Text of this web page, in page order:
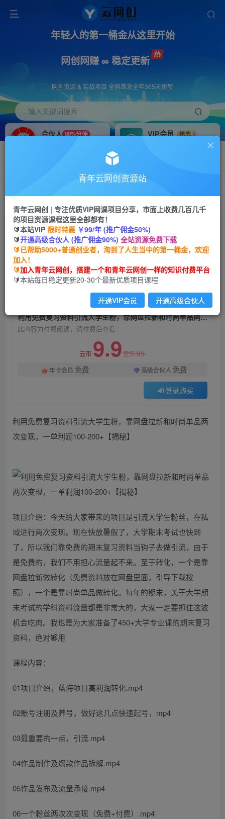
年轻人的第一桶金从这里开始
网创网赚 ∞ 稳定更新
网创资源 & 实战项目 全网首发全年365天更新
输入关键词搜索
合伙人 90%分佣
VIP会员
抢先
搭建同款网站，自己当老板
首页 创业课程 会员免费 正文
利用免费复习资料引流大学生粉，靠网盘拉新和时
尚单品两次变现，一单利润100-200+【揭秘】
青年云网创
2年前发布
关注 私信
利用免费复习资料引流大学生粉，靠网盘拉新和时尚单品两次变现，一单利润100-200+【揭秘】
此内容为付费阅读，请付费后查看
云币 9.9云币99
年卡会员 免费 高级合伙人 免费
登录购买
利用免费复习资料引流大学生粉，靠网盘拉新和时尚单品两
次变现，一单利润100-200+【揭秘】
项目介绍：今天给大家带来的项目是引流大学生粉丝，在私
域进行两次变现。现在快放暑假了，大学期末考试也快到
了，所以我们靠免费的期末复习资料当钩子去做引流，由于
是免费的，我们不用担心流量起不来。至于转化，一个是靠
网盘拉新做转化（免费资料放在网盘里面，引导下载按
照），一个是靠时尚单品做转化。每年的期末，关于大学期
末考试的学科资料流量都是非常大的，大家一定要抓住这波
机会吃肉。我也是为大家准备了450+大学专业课的期末复习
资料，绝对够用
课程内容：
01项目介绍，蓝海项目高利润转化.mp4
02账号注册及养号，做好这几点快速起号，mp4
03最重要的一点，引流.mp4
04作品制作及爆款作品拆解.mp4
05作品发布及流量承接.mp4
06一个粉丝两次次变现（免费+付费）.mp4
青年云网创资源站
青年云网创 | 专注优质VIP网课项目分享，市面上收费几百几千
的项目资源课程这里全部都有！
🔰本站VIP 限时特惠 ￥99/年 (推广佣金50%)
🔰开通高级合伙人 (推广佣金90%) 全站资源免费下载
🔰已帮助5000+普通创业者，淘到了人生当中的第一桶金，欢迎
加入！
🔰加入青年云网创，搭建一个和青年云网创一样的知识付费平台
🔰本站每日稳定更新20-30个最新优质项目课程
开通VIP会员 开通高级合伙人